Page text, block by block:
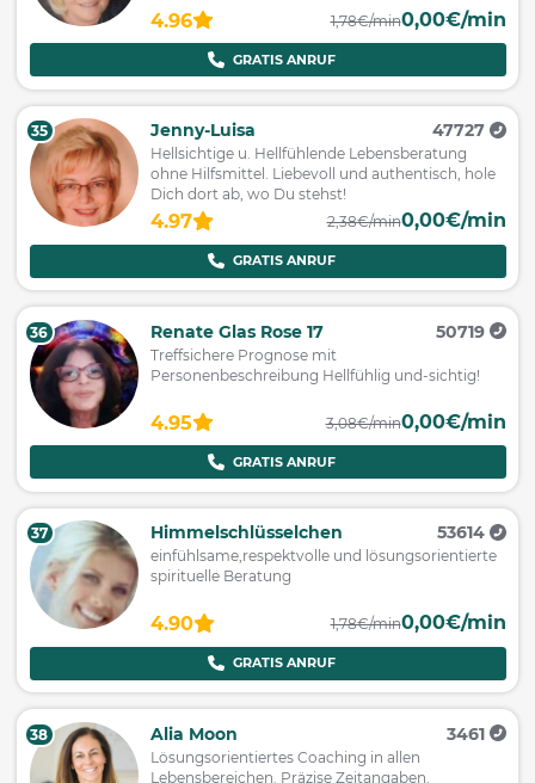
4.96 1,78€/min0,00€/min
GRATIS ANRUF
35 Jenny-Luisa 47727
Hellsichtige u. Hellfühlende Lebensberatung
ohne Hilfsmittel. Liebevoll und authentisch, hole
Dich dort ab, wo Du stehst!
4.97 2,38€/min0,00€/min
GRATIS ANRUF
36 Renate Glas Rose 17 50719
Treffsichere Prognose mit
Personenbeschreibung Hellfühlig und-sichtig!
4.95 3,08€/min0,00€/min
GRATIS ANRUF
37 Himmelschlüsselchen 53614
einfühlsame,respektvolle und lösungsorientierte
spirituelle Beratung
4.90 1,78€/min0,00€/min
GRATIS ANRUF
38 Alia Moon 3461
Lösungsorientiertes Coaching in allen
Lebensbereichen. Präzise Zeitangaben.